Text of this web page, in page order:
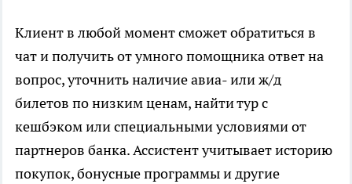
Клиент в любой момент сможет обратиться в
чат и получить от умного помощника ответ на
вопрос, уточнить наличие авиа- или ж/д
билетов по низким ценам, найти тур с
кешбэком или специальными условиями от
партнеров банка. Ассистент учитывает историю
покупок, бонусные программы и другие